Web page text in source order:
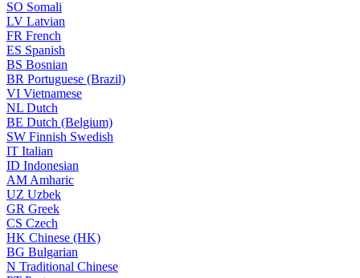
SO Somali
LV Latvian
FR French
ES Spanish
BS Bosnian
BR Portuguese (Brazil)
VI Vietnamese
NL Dutch
BE Dutch (Belgium)
SW Finnish Swedish
IT Italian
ID Indonesian
AM Amharic
UZ Uzbek
GR Greek
CS Czech
HK Chinese (HK)
BG Bulgarian
N Traditional Chinese